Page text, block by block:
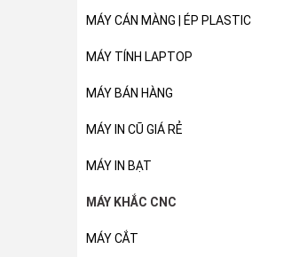
MÁY CÁN MÀNG | ÉP PLASTIC
MÁY TÍNH LAPTOP
MÁY BÁN HÀNG
MÁY IN CŨ GIÁ RẺ
MÁY IN BẠT
MÁY KHẮC CNC
MÁY CẮT